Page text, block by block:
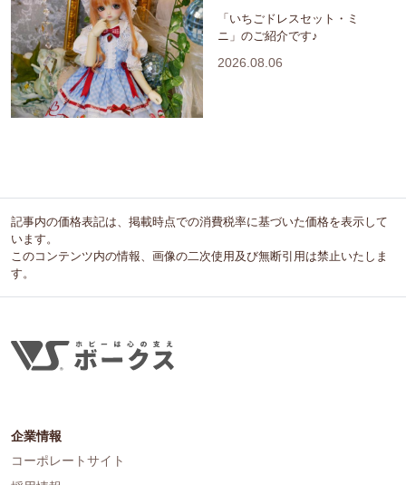
「いちごドレスセット・ミ
ニ」のご紹介です♪
2026.08.06
記事内の価格表記は、掲載時点での消費税率に基づいた価格を表示して
います。
このコンテンツ内の情報、画像の二次使用及び無断引用は禁止いたしま
す。
企業情報
コーポレートサイト